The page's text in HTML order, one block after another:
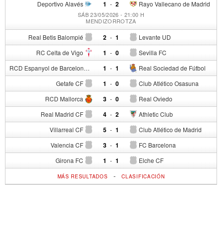
Deportivo Alavés 1 - Rayo Vallecano de Madrid
2
SÁB 23/05/2026 - 21:00 H
MENDIZORROTZA
Real Betis Balompié 2 - Levante UD
1
RC Celta de Vigo 1 - Sevilla FC
0
RCD Espanyol de Barcelona 1 - Real Sociedad de Fútbol
1
Getafe CF 1 - Club Atlético Osasuna
0
RCD Mallorca 3 - Real Oviedo
0
Real Madrid CF 4 - Athletic Club
2
Villarreal CF 5 - Club Atlético de Madrid
1
Valencia CF 3 - FC Barcelona
1
Girona FC 1 - Elche CF
1
MÁS RESULTADOS -CLASIFICACIÓN